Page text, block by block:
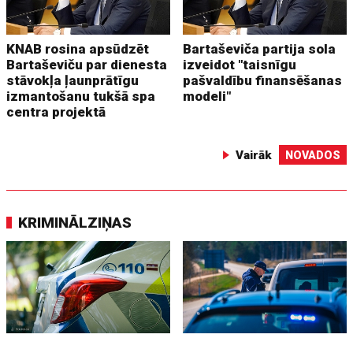
KNAB rosina apsūdzēt
Bartaševiču par dienesta
stāvokļa ļaunprātīgu
izmantošanu tukšā spa
centra projektā
Bartaševiča partija sola
izveidot "taisnīgu
pašvaldību finansēšanas
modeli"
Vairāk NOVADOS
KRIMINĀLZIŅAS